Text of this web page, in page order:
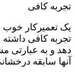
تجربه کافی
یک تعمیرکار خوب
تجربه کافی داشته
دهد و به عبارتی
آنها سابقه